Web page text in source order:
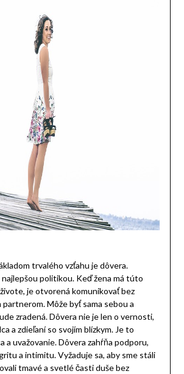
trvalého vzťahu je dôvera.
politikou. Keď žena má túto
je otvorená komunikovať bez
Môže byť sama sebou a
zradená. Dôvera nie je len o vernosti,
a zdieľaní so svojím blízkym. Je to
a uvažovanie. Dôvera zahŕňa podporu,
a intimitu. Vyžaduje sa, aby sme stáli
tmavé a svetlé časti duše bez